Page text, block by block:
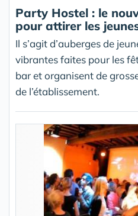
Party Hostel : le
pour attirer les
Il s’agit d’auberges de
vibrantes faites pour les
bar et organisent de
de l’établissement.